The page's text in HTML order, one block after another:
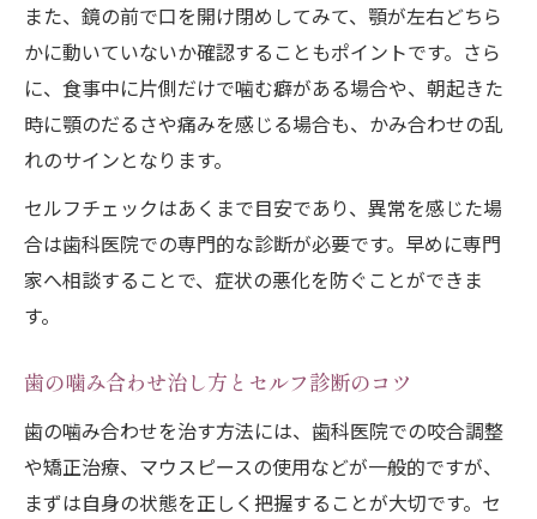
また、鏡の前で口を開け閉めしてみて、顎が左右どちら
かに動いていないか確認することもポイントです。さら
に、食事中に片側だけで噛む癖がある場合や、朝起きた
時に顎のだるさや痛みを感じる場合も、かみ合わせの乱
れのサインとなります。
セルフチェックはあくまで目安であり、異常を感じた場
合は歯科医院での専門的な診断が必要です。早めに専門
家へ相談することで、症状の悪化を防ぐことができま
す。
歯の噛み合わせ治し方とセルフ診断のコツ
歯の噛み合わせを治す方法には、歯科医院での咬合調整
や矯正治療、マウスピースの使用などが一般的ですが、
まずは自身の状態を正しく把握することが大切です。セ